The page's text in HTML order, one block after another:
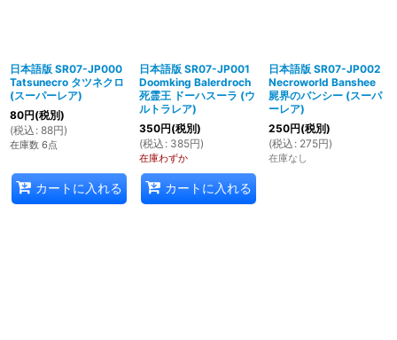
日本語版 SR07-JP000
Tatsunecro タツネクロ
(スーパーレア)
80円(税別)
(税込 : 88円)
在庫数 6点
カートに入れる
日本語版 SR07-JP001
Doomking Balerdroch
死霊王 ドーハスーラ (ウ
ルトラレア)
350円(税別)
(税込 : 385円)
在庫わずか
カートに入れる
日本語版 SR07-JP002
Necroworld Banshee
屍界のバンシー (スーパ
ーレア)
250円(税別)
(税込 : 275円)
在庫なし